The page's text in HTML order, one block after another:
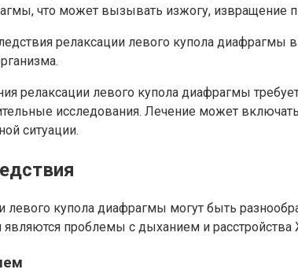
что может вызывать изжогу, извращение
релаксации левого купола диафрагмы
релаксации левого купола диафрагмы
исследования. Лечение может
ситуации.
левого купола диафрагмы могут быть
проблемы с дыханием и